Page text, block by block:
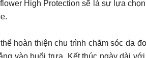
High Protection sẽ là sự lựa
hoàn thiện chu trình chăm sóc da